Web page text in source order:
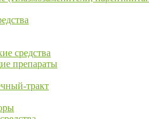
средства
препараты
тракт